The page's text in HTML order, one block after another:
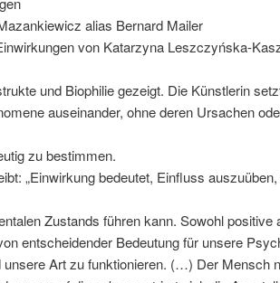
alias Bernard Mailer
von Katarzyna Leszczyńska-
und Biophilie gezeigt. Die Künstlerin
auseinander, ohne deren Ursachen
zu bestimmen.
„Einwirkung bedeutet, Einfluss
Zustands führen kann. Sowohl positive
entscheidender Bedeutung für unsere
unsere Art zu funktionieren. (…) Der Mensch